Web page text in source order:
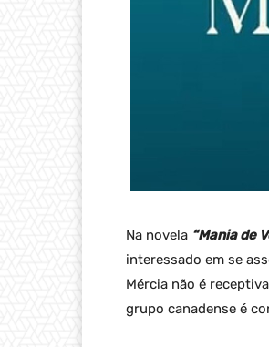
Na novela “Mania de
interessado em se
Mércia não é
grupo canadense é